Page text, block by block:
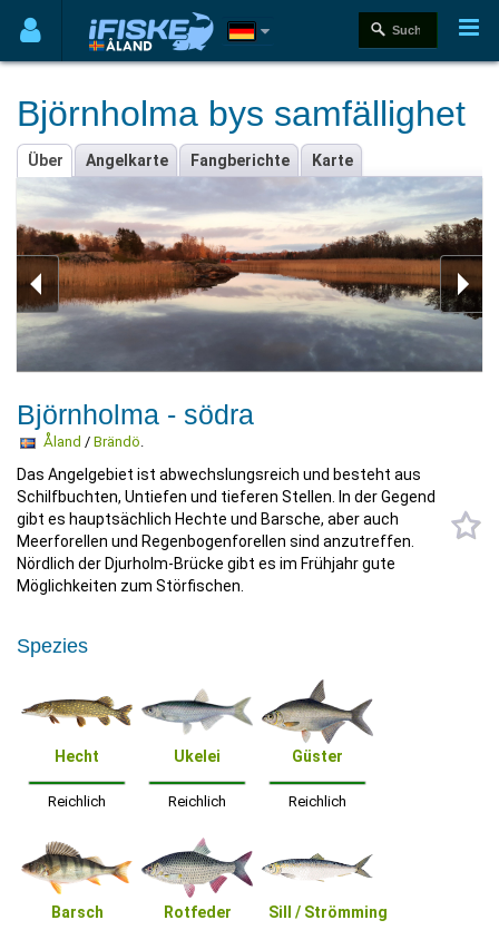
Björnholma bys samfällighet
Über Angelkarte Fangberichte Karte
Björnholma - södra
Åland / Brändö.
Das Angelgebiet ist abwechslungsreich und besteht aus
Schilfbuchten, Untiefen und tieferen Stellen. In der Gegend
gibt es hauptsächlich Hechte und Barsche, aber auch
Meerforellen und Regenbogenforellen sind anzutreffen.
Nördlich der Djurholm-Brücke gibt es im Frühjahr gute
Möglichkeiten zum Störfischen.
Spezies
Hecht
Reichlich
Ukelei
Reichlich
Güster
Reichlich
Barsch Rotfeder Sill / Strömming